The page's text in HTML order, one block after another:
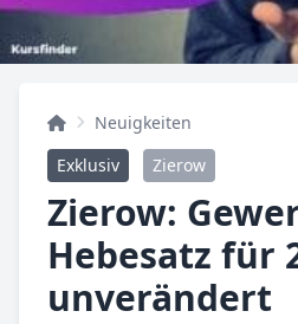
Neuigkeiten
Exklusiv
Zierow
Zierow:
Hebesatz für
unverändert